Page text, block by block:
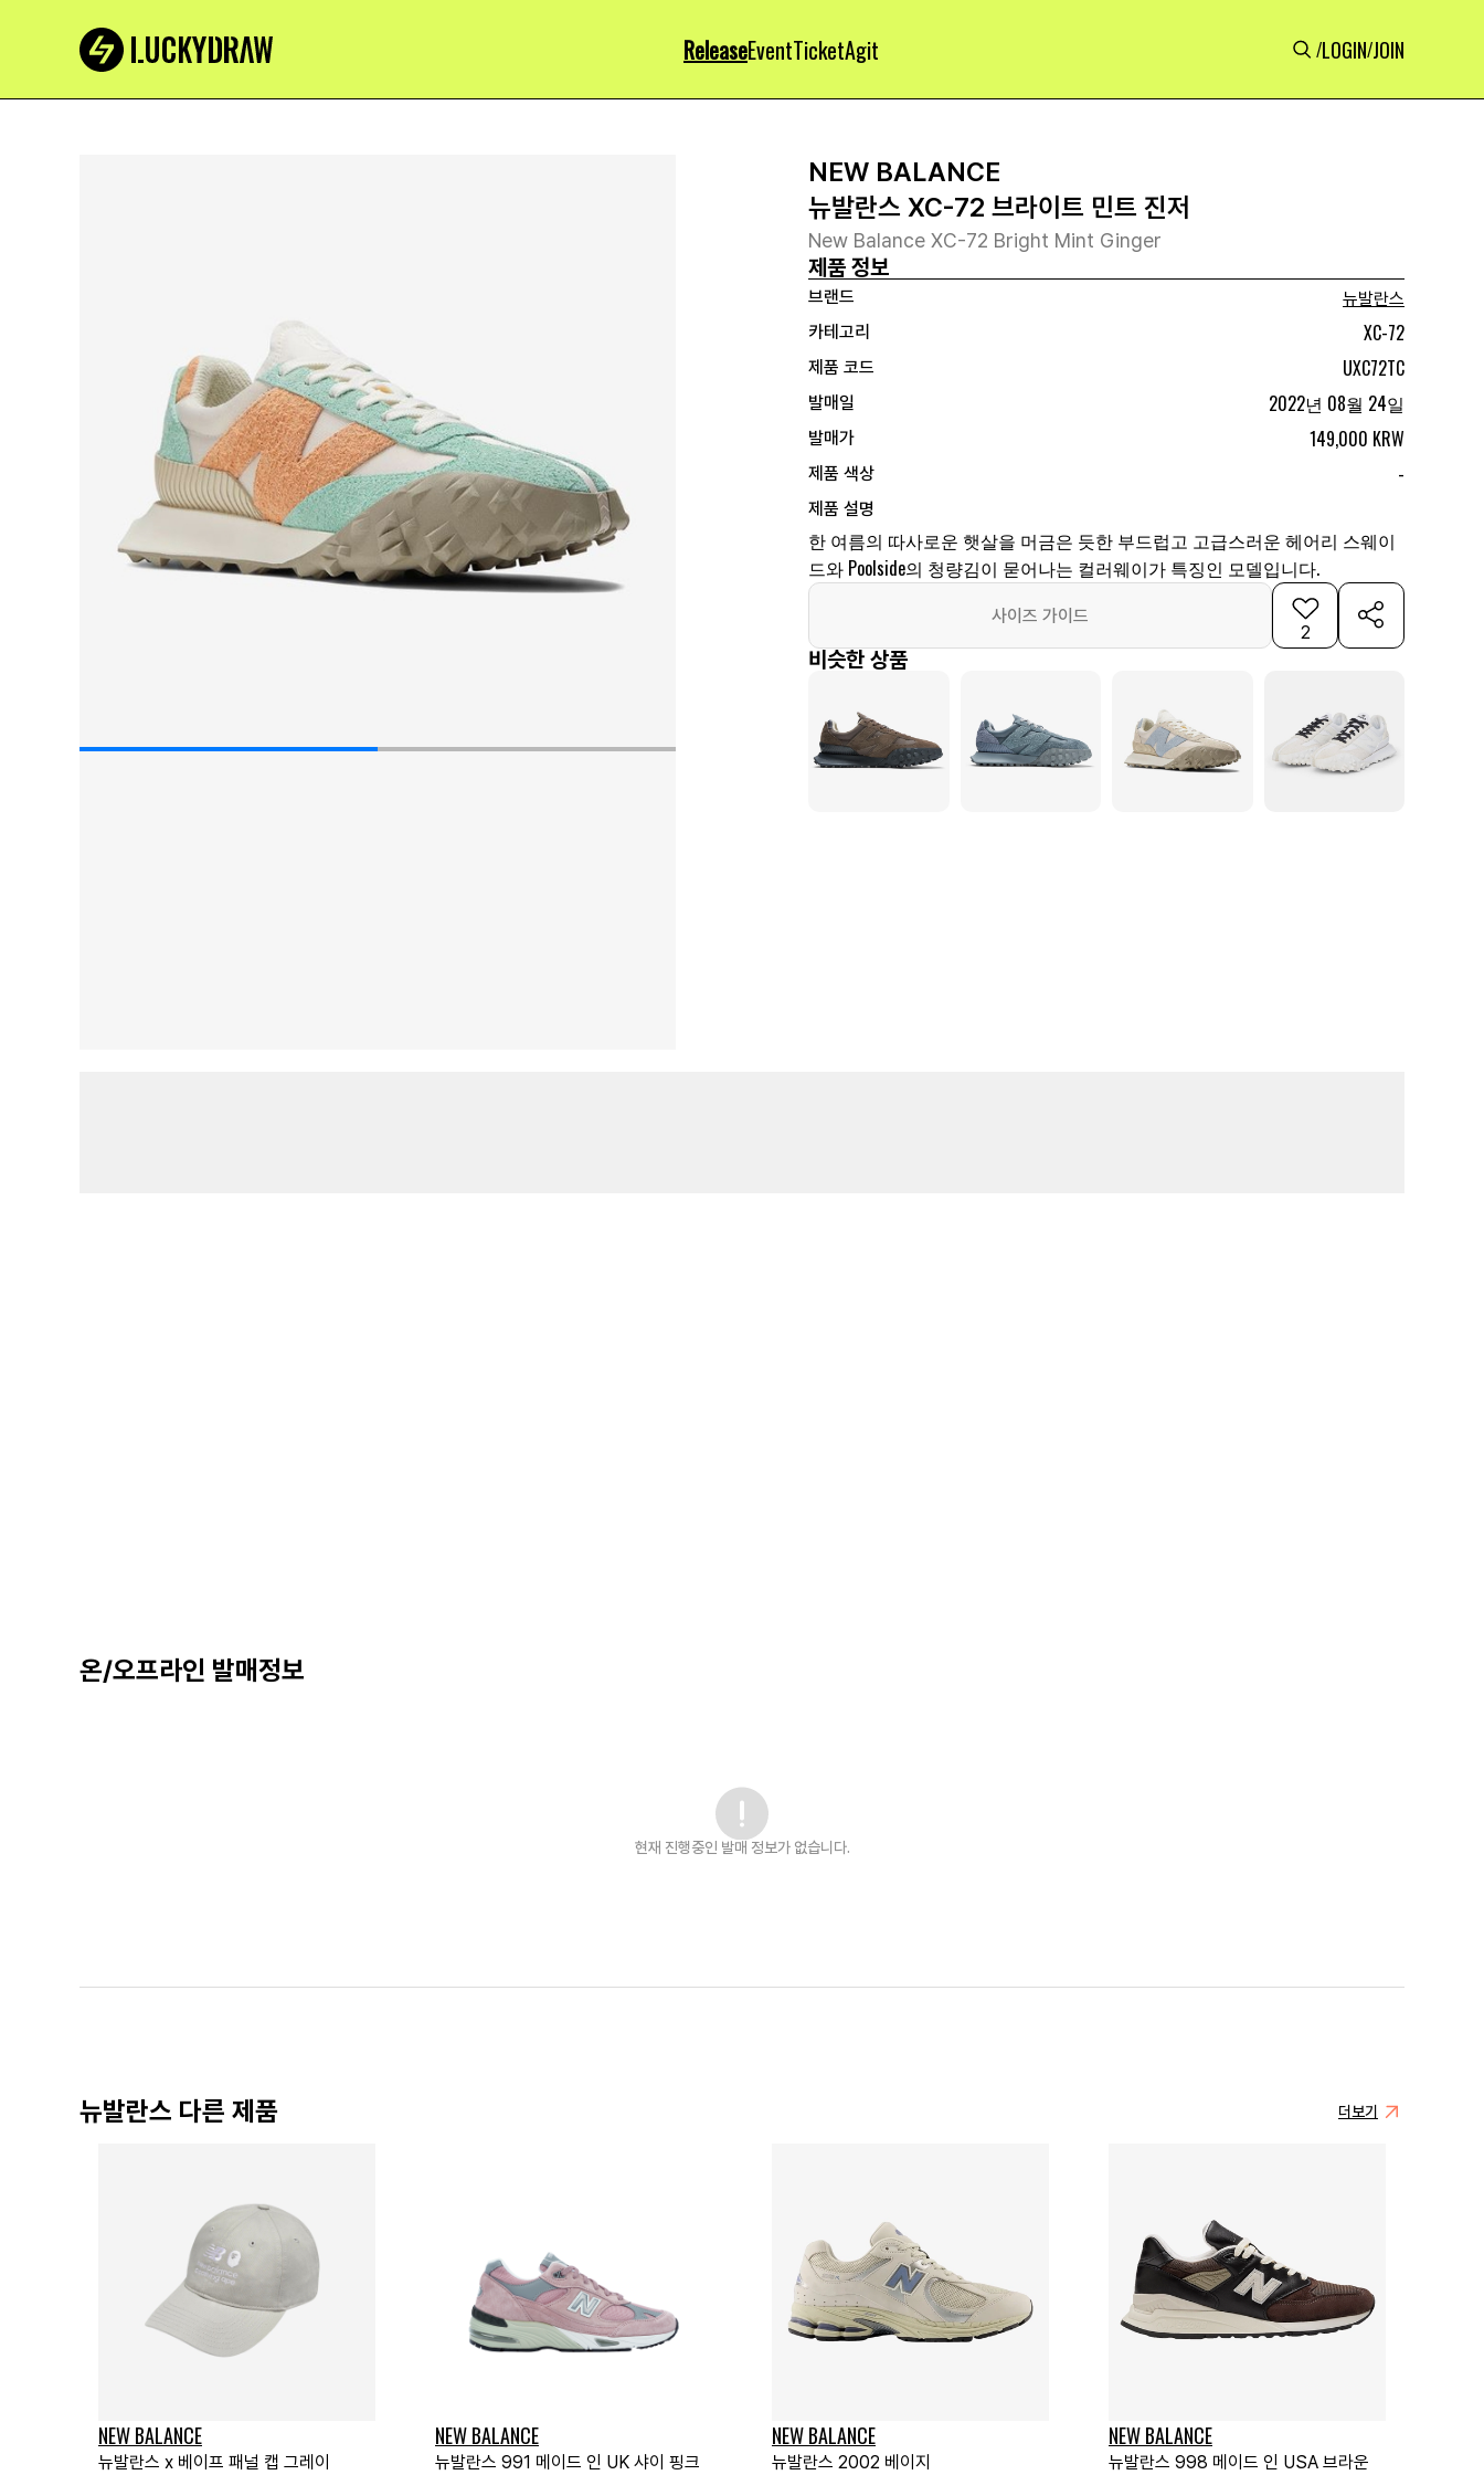
ReleaseEventTicketAgit /LOGIN/JOIN
NEW BALANCE
뉴발란스 XC-72 브라이트 민트 진저
New Balance XC-72 Bright Mint Ginger
제품 정보
브랜드
뉴발란스
카테고리
XC-72
제품 코드 UXC72TC
발매일 2022년 08월 24일
발매가 149,000 KRW
제품 색상 -
제품 설명
한 여름의 따사로운 햇살을 머금은 듯한 부드럽고 고급스러운 헤어리 스웨이
드와 Poolside의 청량김이 묻어나는 컬러웨이가 특징인 모델입니다.
사이즈 가이드
2
비슷한 상품
온/오프라인 발매정보
현재 진행중인 발매 정보가 없습니다.
뉴발란스 다른 제품 더보기
NEW BALANCE
뉴발란스 x 베이프 패널 캡 그레이
NEW BALANCE
뉴발란스 991 메이드 인 UK 샤이 핑크
NEW BALANCE
뉴발란스 2002 베이지
NEW BALANCE
뉴발란스 998 메이드 인 USA 브라운